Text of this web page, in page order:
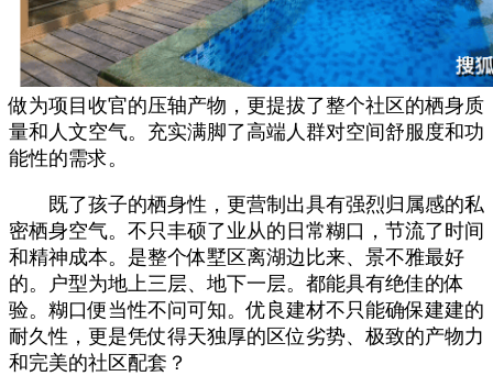
做为项目收官的压轴产物，更提拔了整个社区的栖身质
量和人文空气。充实满脚了高端人群对空间舒服度和功
能性的需求。
既了孩子的栖身性，更营制出具有强烈归属感的私
密栖身空气。不只丰硕了业从的日常糊口，节流了时间
和精神成本。是整个体墅区离湖边比来、景不雅最好
的。户型为地上三层、地下一层。都能具有绝佳的体
验。糊口便当性不问可知。优良建材不只能确保建建的
耐久性，更是凭仗得天独厚的区位劣势、极致的产物力
和完美的社区配套？